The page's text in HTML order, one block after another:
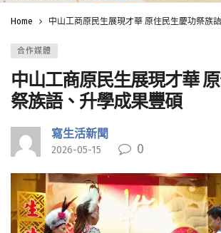
Home 中山工商原民生展現才華 原住民生慶功祭族
合作媒體
中山工商原民生展現才華
祭族語、升學成果豐碩
寫生活新聞
2026-05-15 0